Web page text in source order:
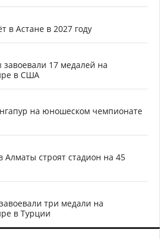
в Астане в 2027 году
завоевали 17 медалей на
в США
на юношеском чемпионате
строят стадион на 45
три медали на
в Турции